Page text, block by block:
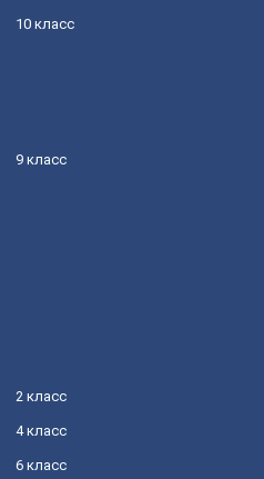
10 класс
9 класс
2 класс
4 класс
6 класс